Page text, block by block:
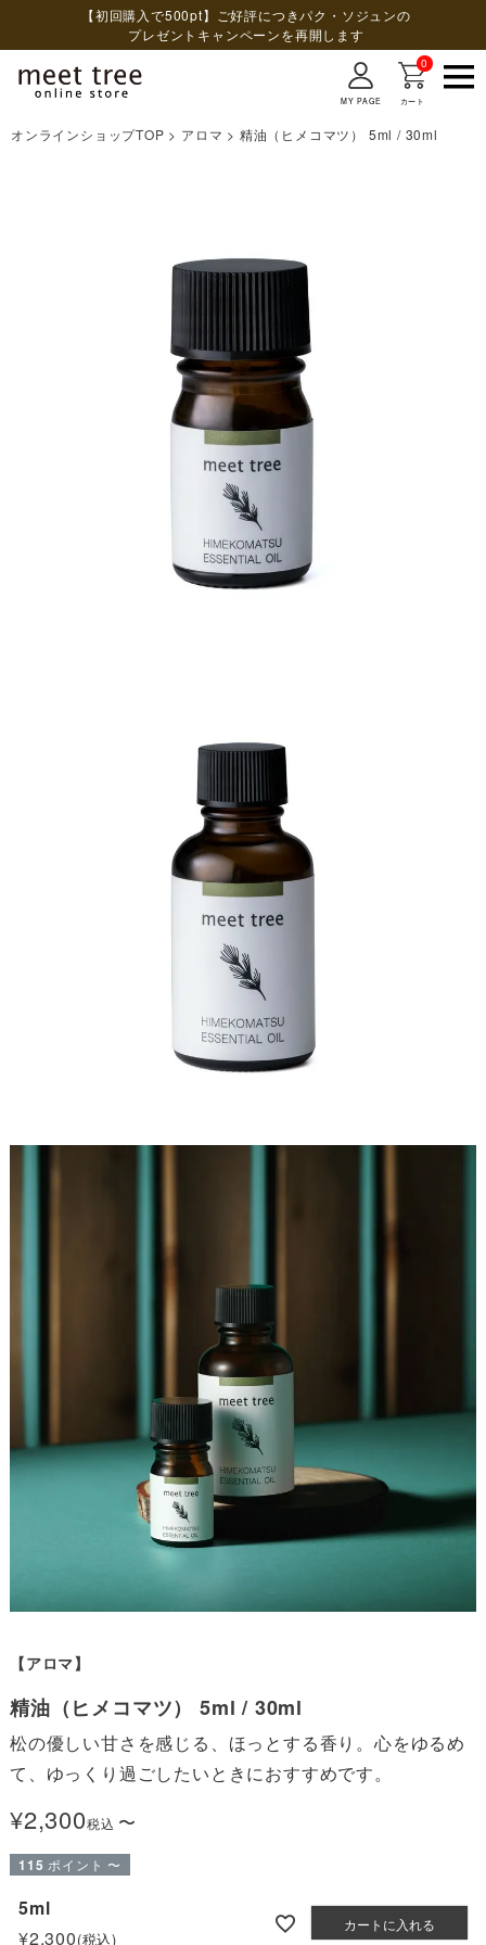
【初回購入で500pt】ご好評につきパク・ソジュンの
プレゼントキャンペーンを再開します
MY PAGE
0
カート
検索
オンラインショップTOP アロマ 精油（ヒメコマツ） 5ml / 30ml
【アロマ】
精油（ヒメコマツ） 5ml / 30ml
松の優しい甘さを感じる、ほっとする香り。心をゆるめ
て、ゆっくり過ごしたいときにおすすめです。
¥2,300税込 〜
115 ポイント 〜
5ml
¥2,300 税込
カートに入れる